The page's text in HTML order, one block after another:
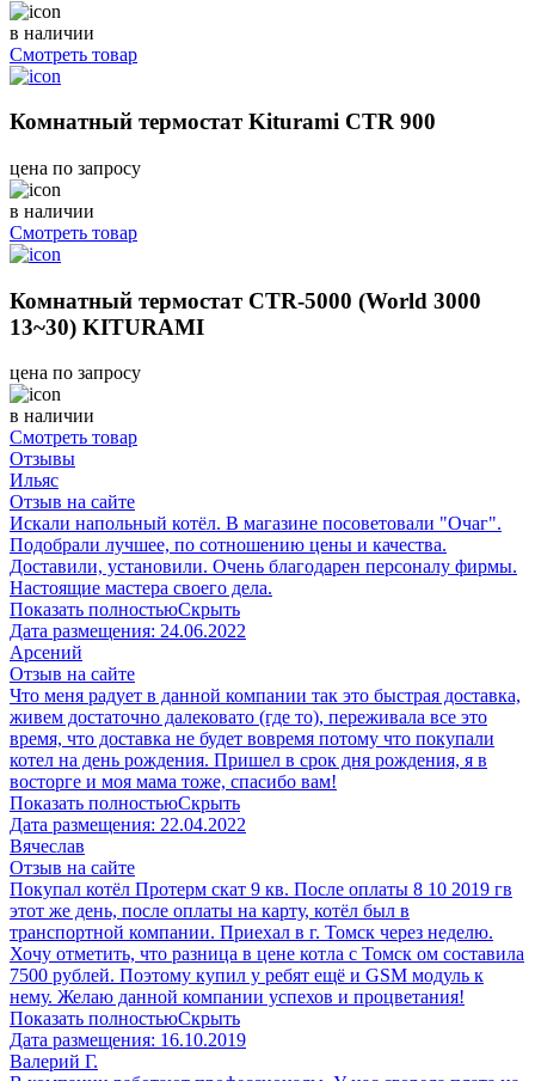
в наличии
Смотреть товар
Комнатный термостат Kiturami CTR 900
цена по запросу
в наличии
Смотреть товар
Комнатный термостат CTR-5000 (World 3000
13~30) KITURAMI
цена по запросу
в наличии
Смотреть товар
Отзывы
Ильяс
Отзыв на сайте
Искали напольный котёл. В магазине посоветовали "Очаг".
Подобрали лучшее, по сотношению цены и качества.
Доставили, установили. Очень благодарен персоналу фирмы.
Настоящие мастера своего дела.
Показать полностьюСкрыть
Дата размещения: 24.06.2022
Арсений
Отзыв на сайте
Что меня радует в данной компании так это быстрая доставка,
живем достаточно далековато (где то), переживала все это
время, что доставка не будет вовремя потому что покупали
котел на день рождения. Пришел в срок дня рождения, я в
восторге и моя мама тоже, спасибо вам!
Показать полностьюСкрыть
Дата размещения: 22.04.2022
Вячеслав
Отзыв на сайте
Покупал котёл Протерм скат 9 кв. После оплаты 8 10 2019 гв
этот же день, после оплаты на карту, котёл был в
транспортной компании. Приехал в г. Томск через неделю.
Хочу отметить, что разница в цене котла с Томск ом составила
7500 рублей. Поэтому купил у ребят ещё и GSM модуль к
нему. Желаю данной компании успехов и процветания!
Показать полностьюСкрыть
Дата размещения: 16.10.2019
Валерий Г.